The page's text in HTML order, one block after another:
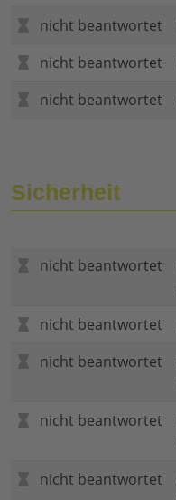
nicht beantwortet
nicht beantwortet
nicht beantwortet
Sicherheit
nicht beantwortet
nicht beantwortet
nicht beantwortet
nicht beantwortet
nicht beantwortet